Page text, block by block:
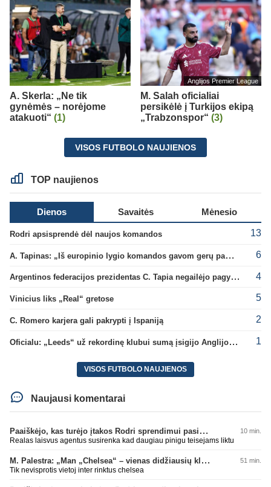
A. Skerla: „Ne tik
gynėmės – norėjome
atakuoti“ (1)
Anglijos Premier League
M. Salah oficialiai
persikėlė į Turkijos ekipą
„Trabzonspor“ (3)
VISOS FUTBOLO NAUJIENOS
TOP naujienos
Dienos Savaitės Mėnesio
Rodri apsisprendė dėl naujos komandos 13
A. Tapinas: „Iš europinio lygio komandos gavom gerų pamokų“ 6
Argentinos federacijos prezidentas C. Tapia negailėjo pagyrų G. Infantino 4
Vinicius liks „Real“ gretose 5
C. Romero karjera gali pakrypti į Ispaniją 2
Oficialu: „Leeds“ už rekordinę klubui sumą įsigijo Anglijos rinktinės vartininką 1
VISOS FUTBOLO NAUJIENOS
Naujausi komentarai
Paaiškėjo, kas turėjo įtakos Rodri sprendimui pasirinkti Barselonos pusę 10 min.
Realas laisvus agentus susirenka kad daugiau pinigu teisejams liktu
M. Palestra: „Man „Chelsea“ – vienas didžiausių klubų futbole“ 51 min.
Tik nevisprotis vietoj inter rinktus chelsea